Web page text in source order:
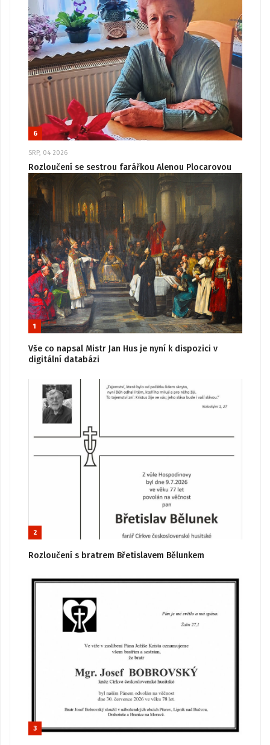
6
SRP, 04 2026
Rozloučení se sestrou farářkou Alenou Plocarovou
1
Vše co napsal Mistr Jan Hus je nyní k dispozici v
digitální databázi
2
Rozloučení s bratrem Břetislavem Bělunkem
3